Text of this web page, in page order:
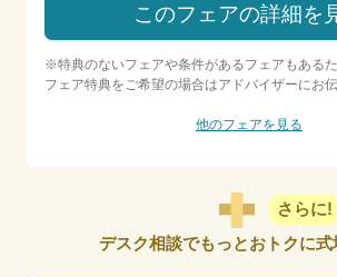
このフェアの詳細を
※特典のないフェアや条件があるフェアもある
フェア特典をご希望の場合はアドバイザーにお
他のフェアを見る
さらに!
デスク相談でもっとおトクに式